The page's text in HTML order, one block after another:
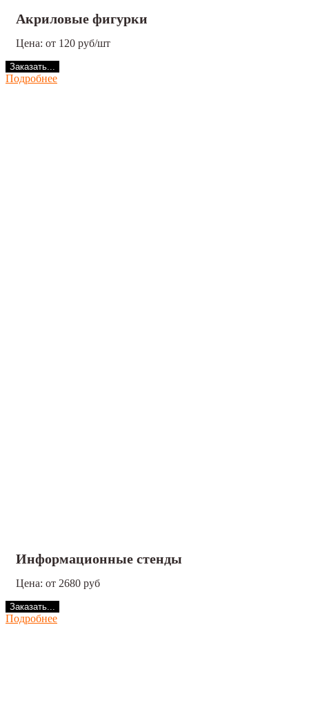
Акриловые фигурки
Цена: от 120 руб/шт
Заказать...
Подробнее
Информационные стенды
Цена: от 2680 руб
Заказать...
Подробнее